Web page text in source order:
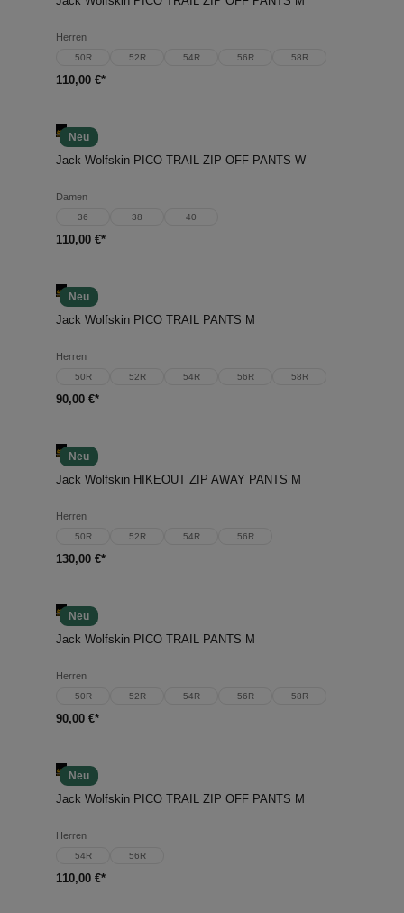
Herren
50R 52R 54R 56R 58R
110,00 €*
Neu
Jack Wolfskin PICO TRAIL ZIP OFF PANTS W
Damen
36 38 40
110,00 €*
Neu
Jack Wolfskin PICO TRAIL PANTS M
Herren
50R 52R 54R 56R 58R
90,00 €*
Neu
Jack Wolfskin HIKEOUT ZIP AWAY PANTS M
Herren
50R 52R 54R 56R
130,00 €*
Neu
Jack Wolfskin PICO TRAIL PANTS M
Herren
50R 52R 54R 56R 58R
90,00 €*
Neu
Jack Wolfskin PICO TRAIL ZIP OFF PANTS M
Herren
54R 56R
110,00 €*